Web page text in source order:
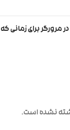
نشده است.
مرورگر برای زمانی